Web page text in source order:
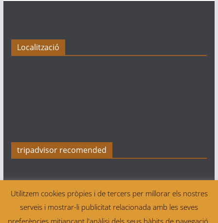
Localització
tripadvisor recomended
Utilitzem cookies pròpies i de tercers per millorar els nostres
serveis i mostrar-li publicitat relacionada amb les seves
preferències mitjançant l'anàlisi dels seus hàbits de navegació.